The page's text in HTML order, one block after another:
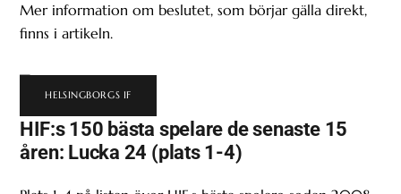
Mer information om beslutet, som börjar gälla direkt,
finns i artikeln.
HELSINGBORGS IF
HIF:s 150 bästa spelare de senaste 15
åren: Lucka 24 (plats 1-4)